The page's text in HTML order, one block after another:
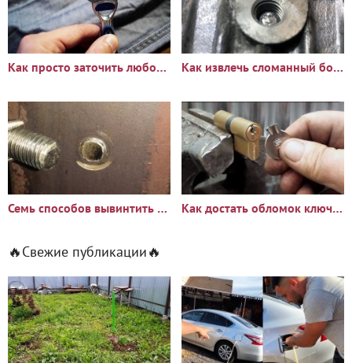
Как просто заточить любой бритвенный станок Как извлечь сломанный болт или шпильку из глубокого отверстия
Семь способов вывинтить сломанный болт или шпильку Как достать обломок ключа из замка
🔥Свежие публикации🔥